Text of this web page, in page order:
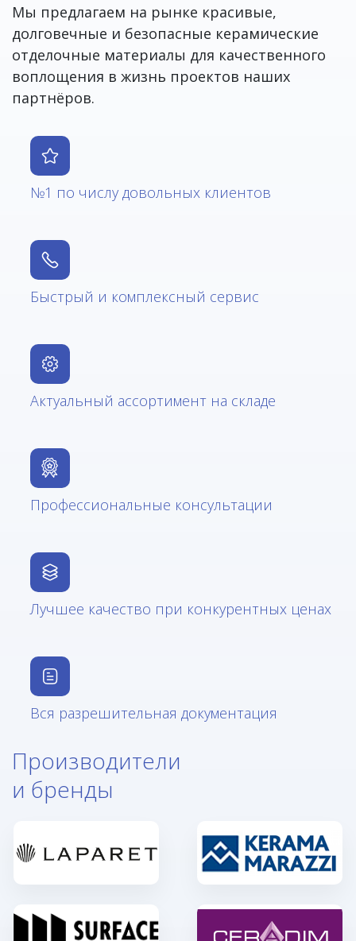
Мы предлагаем на рынке красивые,
долговечные и безопасные керамические
отделочные материалы для качественного
воплощения в жизнь проектов наших
партнёров.
№1 по числу довольных клиентов
Быстрый и комплексный сервис
Актуальный ассортимент на складе
Профессиональные консультации
Лучшее качество при конкурентных ценах
Вся разрешительная документация
Производители
и бренды